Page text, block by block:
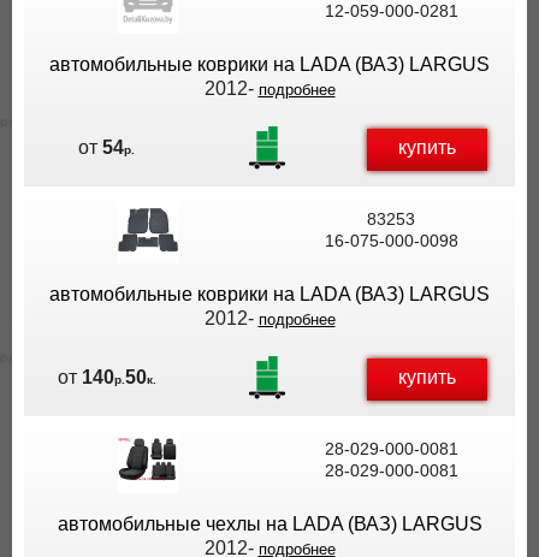
12-059-000-0281
автомобильные коврики на LADA (ВАЗ) LARGUS
2012- подробнее
от54р. купить
83253
16-075-000-0098
автомобильные коврики на LADA (ВАЗ) LARGUS
2012- подробнее
от 140р. 50к. купить
28-029-000-0081
28-029-000-0081
автомобильные чехлы на LADA (ВАЗ) LARGUS
2012- подробнее